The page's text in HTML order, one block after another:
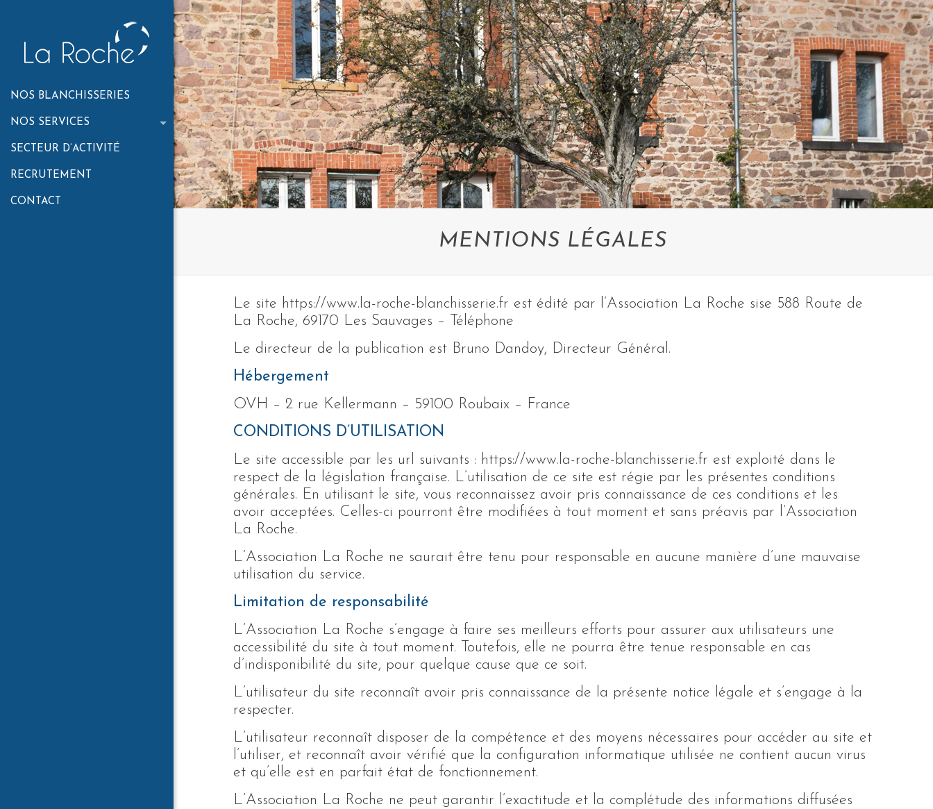
NOS BLANCHISSERIES
NOS SERVICES
SECTEUR D’ACTIVITÉ
RECRUTEMENT
CONTACT
MENTIONS LÉGALES
Le site https://www.la-roche-blanchisserie.fr est édité par l’Association La Roche sise 588 Route de
La Roche, 69170 Les Sauvages – Téléphone
Le directeur de la publication est Bruno Dandoy, Directeur Général.
Hébergement
OVH – 2 rue Kellermann – 59100 Roubaix – France
CONDITIONS D’UTILISATION
Le site accessible par les url suivants : https://www.la-roche-blanchisserie.fr est exploité dans le
respect de la législation française. L’utilisation de ce site est régie par les présentes conditions
générales. En utilisant le site, vous reconnaissez avoir pris connaissance de ces conditions et les
avoir acceptées. Celles-ci pourront être modifiées à tout moment et sans préavis par l’Association
La Roche.
L’Association La Roche ne saurait être tenu pour responsable en aucune manière d’une mauvaise
utilisation du service.
Limitation de responsabilité
L’Association La Roche s’engage à faire ses meilleurs efforts pour assurer aux utilisateurs une
accessibilité du site à tout moment. Toutefois, elle ne pourra être tenue responsable en cas
d’indisponibilité du site, pour quelque cause que ce soit.
L’utilisateur du site reconnaît avoir pris connaissance de la présente notice légale et s’engage à la
respecter.
L’utilisateur reconnaît disposer de la compétence et des moyens nécessaires pour accéder au site et
l’utiliser, et reconnaît avoir vérifié que la configuration informatique utilisée ne contient aucun virus
et qu’elle est en parfait état de fonctionnement.
L’Association La Roche ne peut garantir l’exactitude et la complétude des informations diffusées